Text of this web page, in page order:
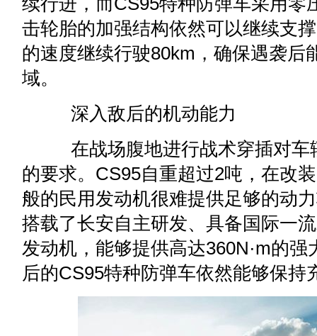
击轮胎的加强结构依然可以继续支
的速度继续行驶80km，确保遇袭后
域。
深入敌后的机动能力
在战场腹地进行战术穿插对车
的要求。CS95自重超过2吨，在改
般的民用发动机很难提供足够的动
搭载了长安自主研发、具备国际一
发动机，能够提供高达360N·m的
后的CS95特种防弹车依然能够保持